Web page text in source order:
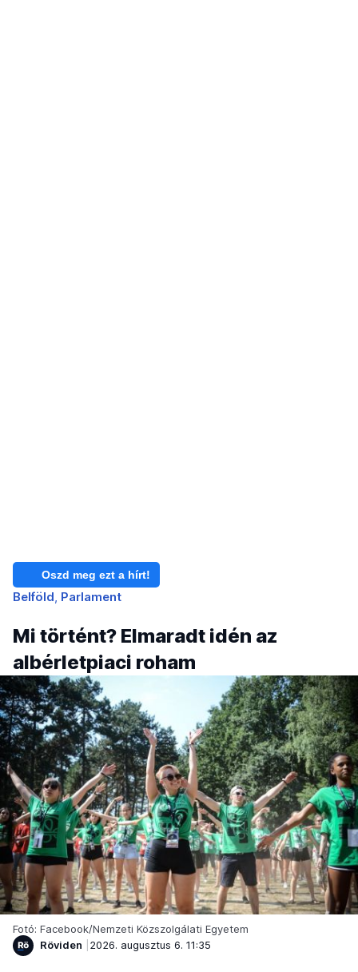
Oszd meg ezt a hírt!
Belföld Parlament
Mi történt? Elmaradt idén az
albérletpiaci roham
Fotó: Facebook/Nemzeti Közszolgálati Egyetem
Röviden
2026. augusztus 6. 11:35